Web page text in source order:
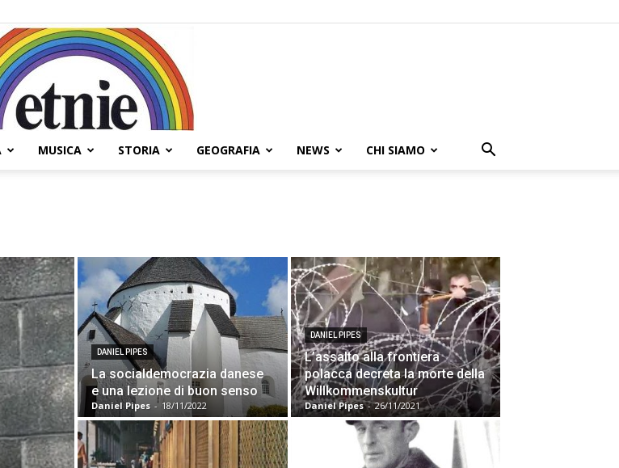
MUSICA STORIA GEOGRAFIA NEWS CHI SIAMO
DANIEL PIPES
La socialdemocrazia danese
e una lezione di buon senso
Daniel Pipes - 18/11/2022
DANIEL PIPES
L’assalto alla frontiera
polacca decreta la morte della
Willkommenskultur
Daniel Pipes - 26/11/2021